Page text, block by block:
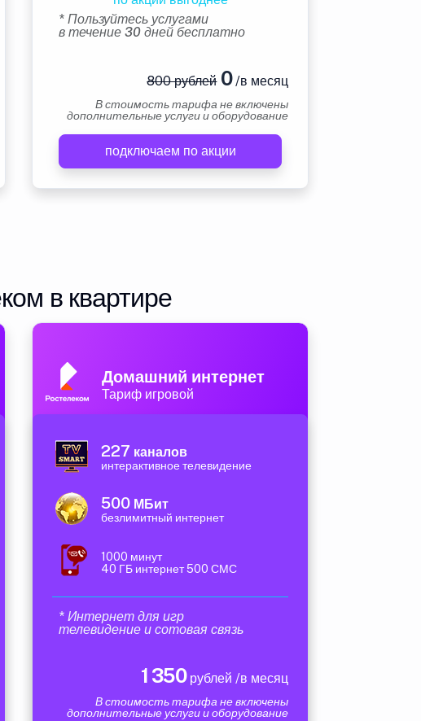
* Пользуйтесь услугами
в течение 30 дней бесплатно
800 рублей0/в месяц
В стоимость тарифа не включены
дополнительные услуги и оборудование
подключаем по акции
в квартире
Домашний интернет
Тариф игровой
227 каналов
интерактивное телевидение
500 МБит
безлимитный интернет
1000 минут
40 ГБ интернет 500 СМС
* Интернет для игр
телевидение и сотовая связь
1 350рублей /в месяц
В стоимость тарифа не включены
дополнительные услуги и оборудование